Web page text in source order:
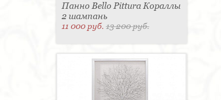
Панно Bello Pittura Кораллы
2 шампань
11 000 руб.13 200 руб.